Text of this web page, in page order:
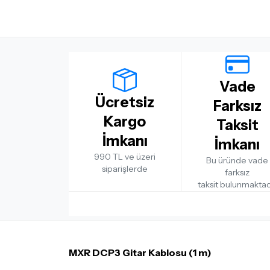
Ücretsiz
Kargo
İmkanı
990 TL ve üzeri
siparişlerde
Vade
Farksız
Taksit
İmkanı
Bu üründe vade
farksız
taksit
MXR DCP3 Gitar Kablosu (1 m)